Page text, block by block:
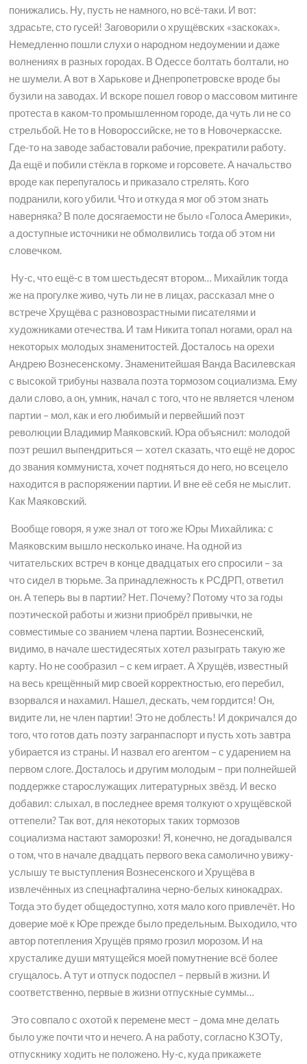
понижались. Ну, пусть не намного, но всё-таки. И вот:
здрасьте, сто гусей! Заговорили о хрущёвских «заскоках».
Немедленно пошли слухи о народном недоумении и даже
волнениях в разных городах. В Одессе болтать болтали, но
не шумели. А вот в Харькове и Днепропетровске вроде бы
бузили на заводах. И вскоре пошел говор о массовом митинге
протеста в каком-то промышленном городе, да чуть ли не со
стрельбой. Не то в Новороссийске, не то в Новочеркасске.
Где-то на заводе забастовали рабочие, прекратили работу.
Да ещё и побили стёкла в горкоме и горсовете. А начальство
вроде как перепугалось и приказало стрелять. Кого
подранили, кого убили. Что и откуда я мог об этом знать
наверняка? В поле досягаемости не было «Голоса Америки»,
а доступные источники не обмолвились тогда об этом ни
словечком.
Ну-с, что ещё-с в том шестьдесят втором… Михайлик тогда
же на прогулке живо, чуть ли не в лицах, рассказал мне о
встрече Хрущёва с разновозрастными писателями и
художниками отечества. И там Никита топал ногами, орал на
некоторых молодых знаменитостей. Досталось на орехи
Андрею Вознесенскому. Знаменитейшая Ванда Василевская
с высокой трибуны назвала поэта тормозом социализма. Ему
дали слово, а он, умник, начал с того, что не является членом
партии – мол, как и его любимый и первейший поэт
революции Владимир Маяковский. Юра объяснил: молодой
поэт решил выпендриться — хотел сказать, что ещё не дорос
до звания коммуниста, хочет подняться до него, но всецело
находится в распоряжении партии. И вне её себя не мыслит.
Как Маяковский.
Вообще говоря, я уже знал от того же Юры Михайлика: с
Маяковским вышло несколько иначе. На одной из
читательских встреч в конце двадцатых его спросили – за
что сидел в тюрьме. За принадлежность к РСДРП, ответил
он. А теперь вы в партии? Нет. Почему? Потому что за годы
поэтической работы и жизни приобрёл привычки, не
совместимые со званием члена партии. Вознесенский,
видимо, в начале шестидесятых хотел разыграть такую же
карту. Но не сообразил – с кем играет. А Хрущёв, известный
на весь крещённый мир своей корректностью, его перебил,
взорвался и нахамил. Нашел, дескать, чем гордится! Он,
видите ли, не член партии! Это не доблесть! И докричался до
того, что готов дать поэту загранпаспорт и пусть хоть завтра
убирается из страны. И назвал его агентом – с ударением на
первом слоге. Досталось и другим молодым – при полнейшей
поддержке старослужащих литературных звёзд. И веско
добавил: слыхал, в последнее время толкуют о хрущёвской
оттепели? Так вот, для некоторых таких тормозов
социализма настают заморозки! Я, конечно, не догадывался
о том, что в начале двадцать первого века самолично увижу-
услышу те выступления Вознесенского и Хрущёва в
извлечённых из спецнафталина черно-белых кинокадрах.
Тогда это будет общедоступно, хотя мало кого привлечёт. Но
доверие моё к Юре прежде было предельным. Выходило, что
автор потепления Хрущёв прямо грозил морозом. И на
хрусталике души мятущейся моей помутнение всё более
сгущалось. А тут и отпуск подоспел – первый в жизни. И
соответственно, первые в жизни отпускные суммы…
Это совпало с охотой к перемене мест – дома мне делать
было уже почти что и нечего. А на работу, согласно КЗОТу,
отпускнику ходить не положено. Ну-с, куда прикажете